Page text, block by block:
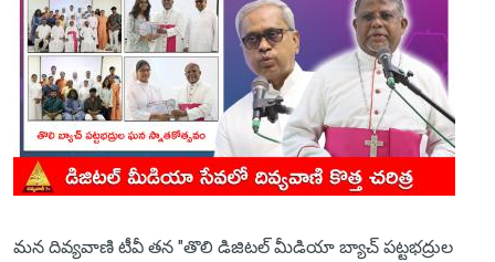
మన దివ్యవాణి టీవీ తన "తొలి డిజిటల్ మీడియా బ్యాచ్ పట్టభద్రుల